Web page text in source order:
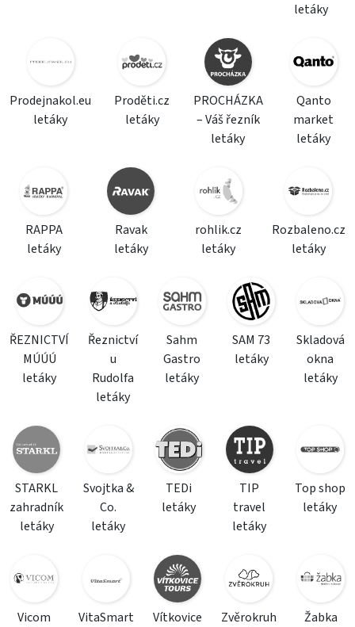
letáky
Prodejnakol.eu
letáky
Proděti.cz
letáky
PROCHÁZKA
– Váš řezník
letáky
Qanto
market
letáky
RAPPA
letáky
Ravak
letáky
rohlik.cz
letáky
Rozbaleno.cz
letáky
ŘEZNICTVÍ
MÚÚÚ
letáky
Řeznictví
u
Rudolfa
letáky
Sahm
Gastro
letáky
SAM 73
letáky
Skladová
okna
letáky
STARKL
zahradník
letáky
Svojtka &
Co.
letáky
TEDi
letáky
TIP
travel
letáky
Top shop
letáky
Vicom
VitaSmart
Vítkovice
Zvěrokruh
Žabka